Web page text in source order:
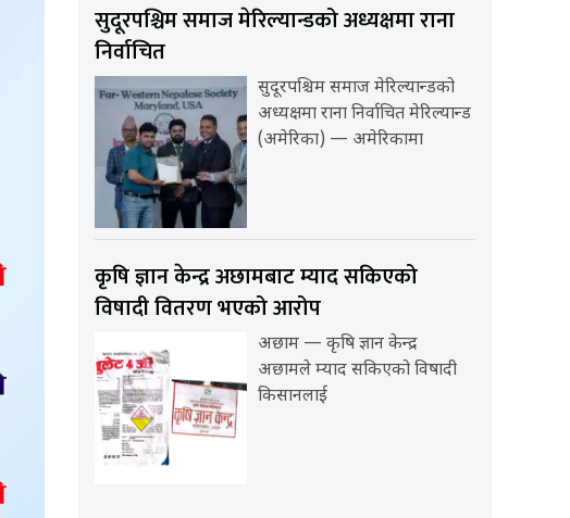
सुदूरपश्चिम समाज मेरिल्यान्डको अध्यक्षमा राना
निर्वाचित
सुदूरपश्चिम समाज मेरिल्यान्डको
अध्यक्षमा राना निर्वाचित मेरिल्यान्ड
(अमेरिका) — अमेरिकामा
कृषि ज्ञान केन्द्र अछामबाट म्याद सकिएको
विषादी वितरण भएको आरोप
अछाम — कृषि ज्ञान केन्द्र
अछामले म्याद सकिएको विषादी
किसानलाई